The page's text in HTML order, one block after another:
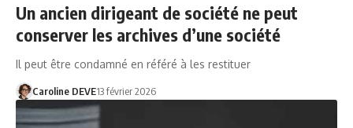
Un ancien dirigeant de société ne peut
conserver les archives d’une société
Il peut être condamné en référé à les restituer
Caroline DEVE13 février 2026